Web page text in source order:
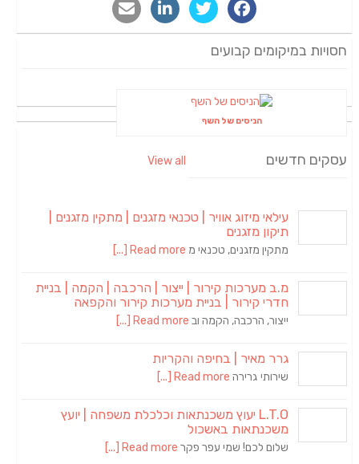
חסויות במיקומים קבועים
הניסים של השף
עסקים חדשים View all
עילאי מיזוג אוויר | טכנאי מזגנים | מתקין מזגנים |
תיקון מזגנים
מתקין מזגנים, טכנאי מ Read more [...]
מ.ב מערכות קירור | ייצור | הרכבה | הקמה | בניית
חדרי קירור | בניית מערכות קירור והקפאה
ייצור, הרכבה, הקמה וב Read more [...]
גרר מאיר | בחיפה והקריות
שירותי גרירה Read more [...]
L.T.O יעוץ משכנתאות וכלכלת משפחה | יועץ
משכנתאות באשכול
שלום לכם! שמי עפר פקר Read more [...]